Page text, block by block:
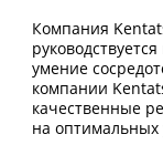
Компания
умение
компании
качественные
на оптимальных